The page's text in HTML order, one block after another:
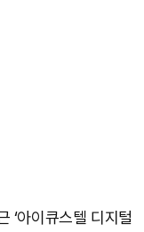
‘아이큐스텔 디지털